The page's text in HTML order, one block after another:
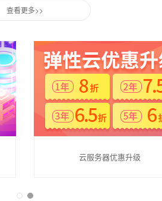
查看更多>>
云服务器优惠升级